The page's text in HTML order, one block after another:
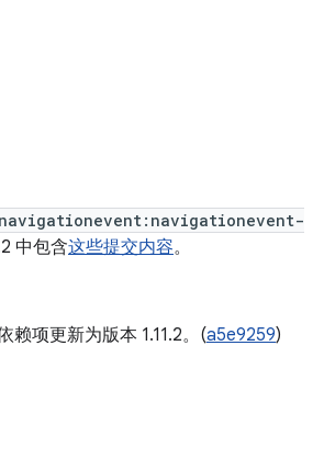
中包含这些提交内容。
赖项更新为版本 1.11.2。(a5e9259)